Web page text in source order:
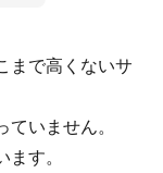
まで高くないサ
いません。
す。